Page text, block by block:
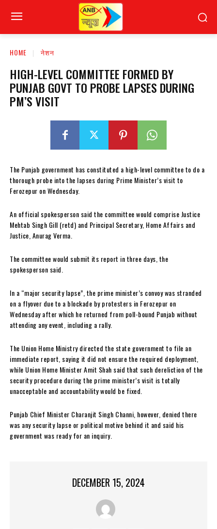
HOME नेशन
HIGH-LEVEL COMMITTEE FORMED BY
PUNJAB GOVT TO PROBE LAPSES DURING
PM’S VISIT
The Punjab government has constituted a high-level committee to do a
thorough probe into the lapses during Prime Minister’s visit to
Ferozepur on Wednesday.
An official spokesperson said the committee would comprise Justice
Mehtab Singh Gill (retd) and Principal Secretary, Home Affairs and
Justice, Anurag Verma.
The committee would submit its report in three days, the
spokesperson said.
In a “major security lapse”, the prime minister’s convoy was stranded
on a flyover due to a blockade by protesters in Ferozepur on
Wednesday after which he returned from poll-bound Punjab without
attending any event, including a rally.
The Union Home Ministry directed the state government to file an
immediate report, saying it did not ensure the required deployment,
while Union Home Minister Amit Shah said that such dereliction of the
security procedure during the prime minister’s visit is totally
unacceptable and accountability would be fixed.
Punjab Chief Minister Charanjit Singh Channi, however, denied there
was any security lapse or political motive behind it and said his
government was ready for an inquiry.
DECEMBER 15, 2024